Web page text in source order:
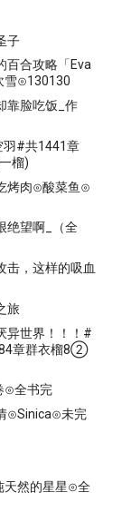
子
百合攻略「Eva
雪⊙130130
靠脸吃饭_作
羽#共1441章
榴)
烤肉⊙酸菜鱼⊙
绝望啊_（全
击，这样的吸血
旅
异世界！！！#
章群衣榴8②
⊙全书完
⊙Sinica⊙未完
天然的星星⊙全